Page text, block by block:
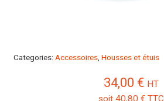
Categories: Accessoires, Housses et étuis
34,00 € HT
soit 40,80 € TTC